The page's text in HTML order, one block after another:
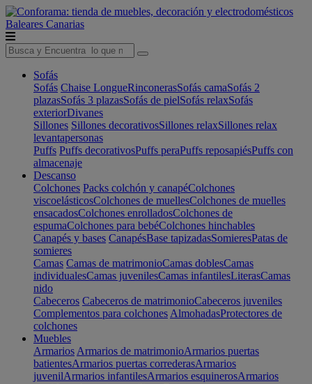
Baleares Canarias
Sofás
Sofás Chaise LongueRinconerasSofás camaSofás 2
plazasSofás 3 plazasSofás de pielSofás relaxSofás
exteriorDivanes
Sillones Sillones decorativosSillones relaxSillones relax
levantapersonas
Puffs Puffs decorativosPuffs peraPuffs reposapiésPuffs con
almacenaje
Descanso
Colchones Packs colchón y canapéColchones
viscoelásticosColchones de muellesColchones de muelles
ensacadosColchones enrolladosColchones de
espumaColchones para bebéColchones hinchables
Canapés y bases CanapésBase tapizadasSomieresPatas de
somieres
Camas Camas de matrimonioCamas doblesCamas
individualesCamas juvenilesCamas infantilesLiterasCamas
nido
Cabeceros Cabeceros de matrimonioCabeceros juveniles
Complementos para colchones AlmohadasProtectores de
colchones
Muebles
Armarios Armarios de matrimonioArmarios puertas
batientesArmarios puertas correderasArmarios
juvenilArmarios infantilesArmarios esquinerosArmarios